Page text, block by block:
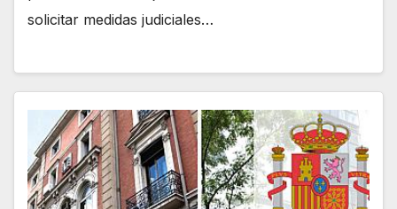
solicitar medidas judiciales…